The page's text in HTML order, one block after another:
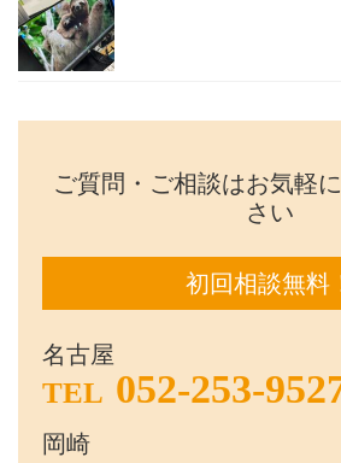
ご質問・ご相談はお気軽
さい
初回相談無料
名古屋
TEL 052-253-
岡崎